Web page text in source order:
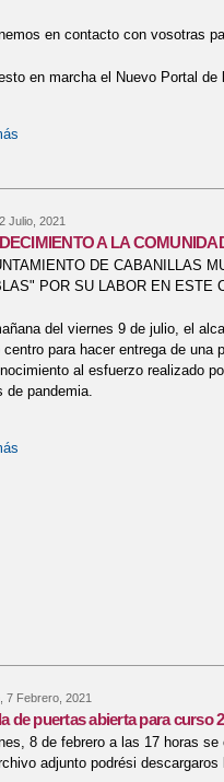
en contacto con vosotras
en marcha el Nuevo Portal
Julio, 2021
A LA
DE CABANILLAS
POR SU LABOR EN ESTE
del viernes 9 de julio, el
centro para hacer entrega de
al esfuerzo realizado
de pandemia.
7 Febrero, 2021
de puertas abierta para curso
8 de febrero a las 17 horas
adjunto podrési descargaros